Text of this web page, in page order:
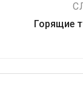
Горящие